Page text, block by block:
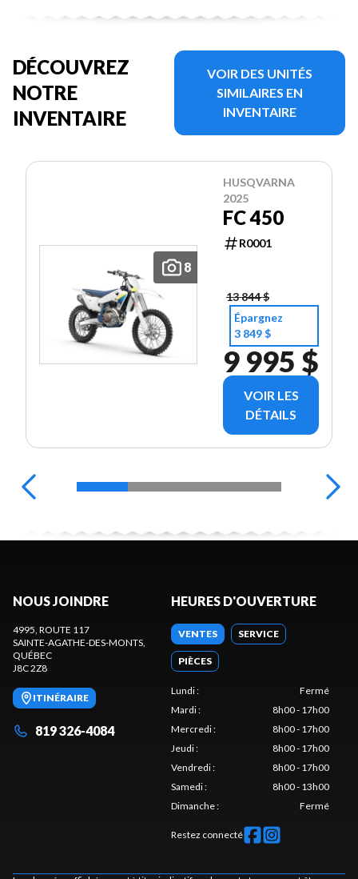
DÉCOUVREZ
NOTRE
INVENTAIRE
VOIR DES UNITÉS
SIMILAIRES EN
INVENTAIRE
8
HUSQVARNA
2025
FC 450
R0001
13 844 $
Épargnez
3 849 $
9 995 $
VOIR LES
DÉTAILS
NOUS JOINDRE
4995, ROUTE 117
SAINTE-AGATHE-DES-MONTS
QUÉBEC
J8C 2Z8
ITINÉRAIRE
819 326-4084
HEURES D'OUVERTURE
VENTES SERVICE
PIÈCES
Lundi:
Fermé
Mardi:
8h00 - 17h00
Mercredi:
8h00 - 17h00
Jeudi:
8h00 - 17h00
Vendredi:
8h00 - 17h00
Samedi:
8h00 - 13h00
Dimanche: Fermé
Restez connecté